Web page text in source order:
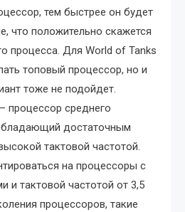
тем быстрее он будет
что положительно скажется
процесса. Для World of Tanks
топовый процессор, но и
тоже не подойдет.
процессор среднего
достаточным
тактовой частотой.
на процессоры с
и тактовой частотой от 3,5
процессоров, такие